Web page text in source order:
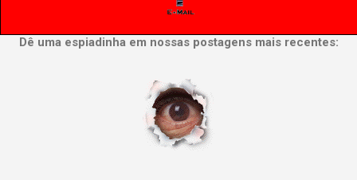
Dê uma espiadinha em nossas postagens mais recentes: